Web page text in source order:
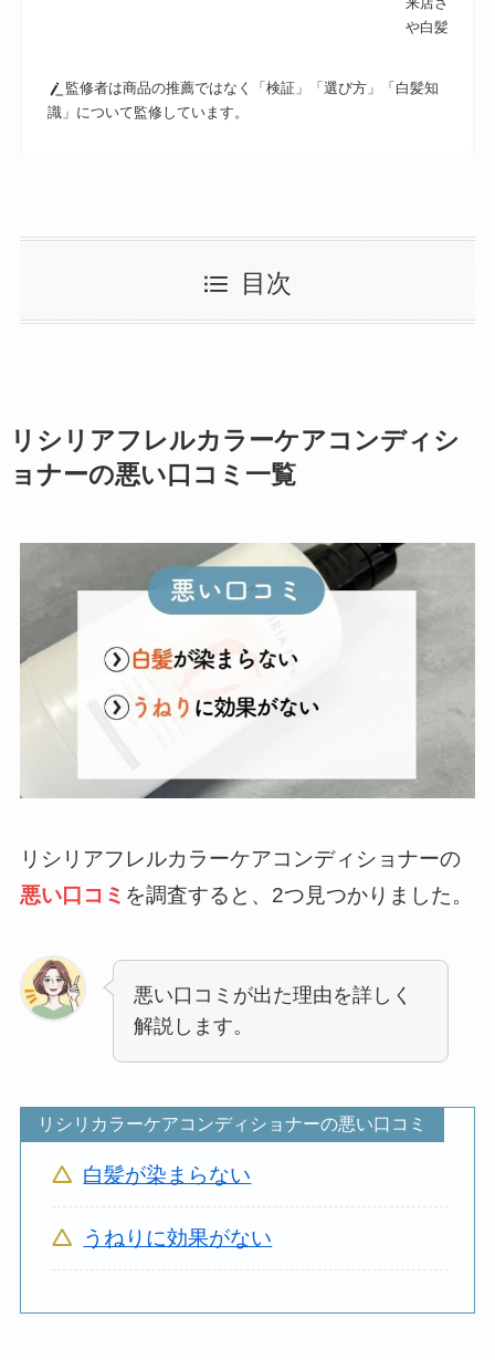
来店される
や白髪ケア
監修者は商品の推薦ではなく「検証」「選び方」「白髪知
識」について監修しています。
目次
リシリアフレルカラーケアコンディシ
ョナーの悪い口コミ一覧
リシリアフレルカラーケアコンディショナーの
悪い口コミ を調査すると、2つ見つかりました。
悪い口コミが出た理由を詳しく
解説します。
リシリカラーケアコンディショナーの悪い口コミ
白髪が染まらない
うねりに効果がない